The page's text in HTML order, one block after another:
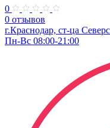
0
0 отзывов
г.Краснодар, ст-ца
Пн-Вс 08:00-21:00